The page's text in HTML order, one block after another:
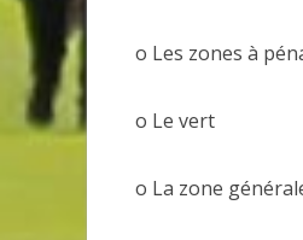
o Les zones à
o Le vert
o La zone